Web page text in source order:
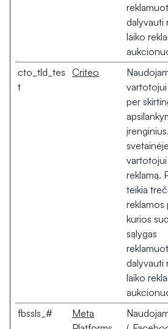
dalyvauti
laiko
cto_tld_tes
t
Criteo
per
vartotojui
reklamą.
teikia
reklamos
kurios
sąlygas
dalyvauti
laiko
fbssls_#
Meta